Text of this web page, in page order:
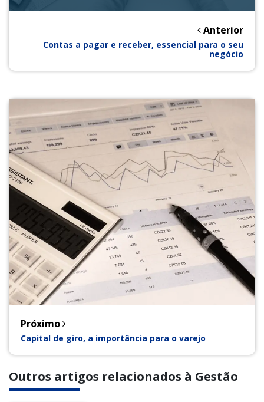
Anterior
Contas a pagar e receber, essencial para o seu
negócio
Próximo
Capital de giro, a importância para o varejo
Outros artigos relacionados à Gestão